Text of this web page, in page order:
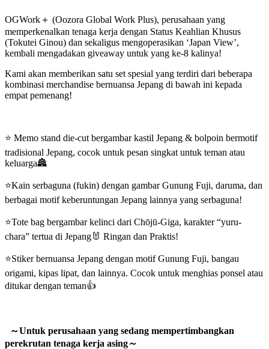
OGWork＋ (Oozora Global Work Plus), perusahaan yang
memperkenalkan tenaga kerja dengan Status Keahlian Khusus
(Tokutei Ginou) dan sekaligus mengoperasikan ‘Japan View’,
kembali mengadakan giveaway untuk yang ke-8 kalinya!
Kami akan memberikan satu set spesial yang terdiri dari beberapa
kombinasi merchandise bernuansa Jepang di bawah ini kepada
empat pemenang!
⭐ Memo stand die-cut bergambar kastil Jepang & bolpoin bermotif
tradisional Jepang, cocok untuk pesan singkat untuk teman atau
keluarga🏯
⭐Kain serbaguna (fukin) dengan gambar Gunung Fuji, daruma, dan
berbagai motif keberuntungan Jepang lainnya yang serbaguna!
⭐Tote bag bergambar kelinci dari Chōjū-Giga, karakter “yuru-
chara” tertua di Jepang🐰 Ringan dan Praktis!
⭐Stiker bernuansa Jepang dengan motif Gunung Fuji, bangau
origami, kipas lipat, dan lainnya. Cocok untuk menghias ponsel atau
ditukar dengan teman👍
～Untuk perusahaan yang sedang mempertimbangkan
perekrutan tenaga kerja asing～